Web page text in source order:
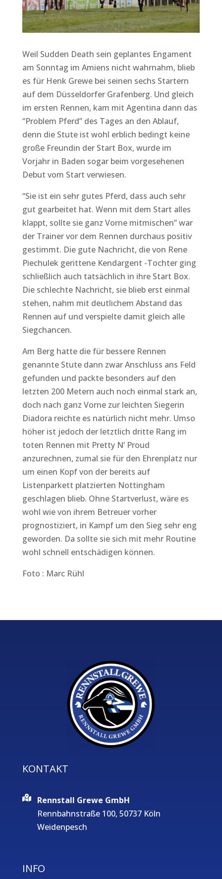
Weil Sudden Death sein geplantes Engament
am Sonntag im Amiens nicht wahrnahm, blieb
es für Henk Grewe bei seinen sechs Startern
auf dem Düsseldorfer Grafenberg. Und gleich
im ersten Rennen, kam mit Agentina dann das
“Problem Pferd” des Tages an den Ablauf,
denn die Stute ist wohl erblich bedingt keine
große Freundin der Start Box, wurde im
Vorjahr in Baden sogar beim vorgesehenen
Debut vom Start verwiesen.
“Sie ist ein sehr gutes Pferd, dass auch sehr
gut gearbeitet hat. Wenn mit dem Start alles
klappt, sollte sie ganz Vorne mitmischen” war
der Trainer vor dem Rennen durchaus positiv
gestimmt. Die gute Nachricht, die von Rene
Piechulek gerittene Kendargent -Tochter ging
schließlich auch tatsächlich in ihre Start Box.
Die schlechte Nachricht, sie blieb erst einmal
stehen, nahm mit deutlichem Abstand das
Rennen auf und verspielte damit gleich alle
Siegchancen.
Am Berg hatte die für bessere Rennen
genannte Stute dann zwar Anschluss ans Feld
gefunden und packte besonders auf den
letzten 200 Metern auch noch einmal stark an,
doch nach ganz Vorne zur leichten Siegerin
Diadora reichte es natürlich nicht mehr. Umso
höher ist jedoch der letztlich dritte Rang im
toten Rennen mit Pretty N’ Proud
anzurechnen, zumal sie für den Ehrenplatz nur
um einen Kopf von der bereits auf
Listenparkett platzierten Nottingham
geschlagen blieb. Ohne Startverlust, wäre es
wohl wie von ihrem Betreuer vorher
prognostiziert, in Kampf um den Sieg sehr eng
geworden. Da sollte sie sich mit mehr Routine
wohl schnell entschädigen können.
Foto : Marc Rühl
KONTAKT
Rennstall Grewe GmbH
Rennbahnstraße 100, 50737 Köln
Weidenpesch
INFO